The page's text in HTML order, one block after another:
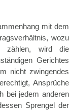
mit dem
wozu
zählen, wird die
Gerichtes
nicht zwingendes
Ansprüche
bei jedem anderen
Sprengel der